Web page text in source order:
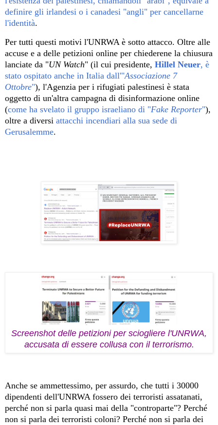
definire gli irlandesi o i canadesi "angli" per cancellarne
l'identità.
Per tutti questi motivi l'UNRWA è sotto attacco. Oltre alle
accuse e a delle petizioni online per chiederene la chiusura
lanciate da "UN Watch" (il cui presidente, Hillel Neuer, è
stato ospitato anche in Italia dall'"Associazione 7
Ottobre"), l'Agenzia per i rifugiati palestinesi è stata
oggetto di un'altra campagna di disinformazione online
(come ha svelato il gruppo israeliano di "Fake Reporter"),
oltre a diversi attacchi incendiari alla sua sede di
Gerusalemme.
Screenshot delle petizioni per sciogliere l'UNRWA,
accusata di essere collusa con il terrorismo.
Anche se ammettessimo, per assurdo, che tutti i 30000
dipendenti dell'UNRWA fossero dei terroristi assatanati,
perché non si parla quasi mai della "controparte"? Perché
non si parla dei terroristi coloni? Perché non si parla dei